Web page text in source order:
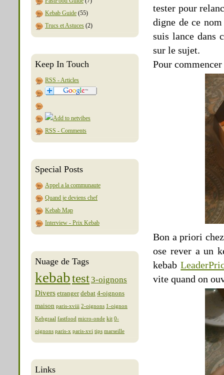
Kebab Guide (55)
Trucs et Astuces (2)
Keep In Touch
RSS - Articles
RSS - Comments
Special Posts
Appel a la communaute
Quand je deviens chef
Kebab Map
Interview - Prix Kebab
Nuage de Tags
kebabtest3-oignons
Divers etranger debat 4-oignons
maison paris-xviii 2-oignons 1-oignon
Kebgraal fastfood micro-onde kit 0-
oignons paris-x paris-xvi tips marseille
Links
tester pour
digne de ce
suis lance dans
sur le sujet.
Pour
Bon a priori
ose rever a un
kebab
vite quand on